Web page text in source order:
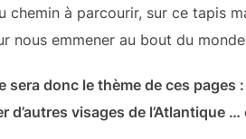
chemin à parcourir, sur ce tapis
nous emmener au bout du
sera donc le thème de ces pages :
d’autres visages de l’Atlantique …